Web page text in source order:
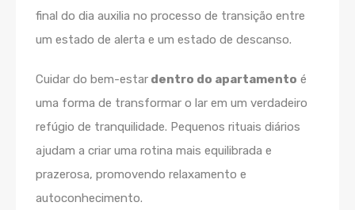
final do dia auxilia no processo de transição entre
um estado de alerta e um estado de descanso.
Cuidar do bem-estar dentro do apartamento é
uma forma de transformar o lar em um verdadeiro
refúgio de tranquilidade. Pequenos rituais diários
ajudam a criar uma rotina mais equilibrada e
prazerosa, promovendo relaxamento e
autoconhecimento.